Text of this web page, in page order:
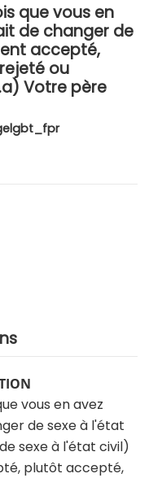
que vous en
de changer de
accepté,
ou
Votre père
vous en avez
de sexe à l'état
sexe à l'état civil)
plutôt accepté,